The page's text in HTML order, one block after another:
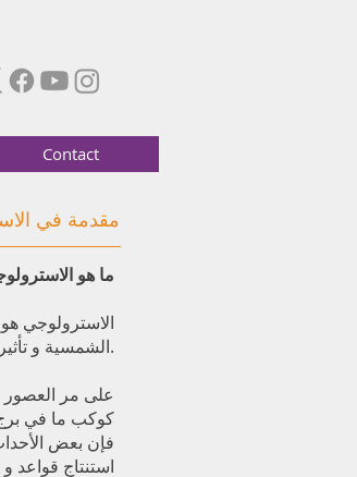
Contact
مقدمة في
ما هو
الاسترولوجي
الشمسية و تأثيراتها على الحياة البشرية كأفراد و حضارات.
على مر العصور
كوكب ما في
فإن بعض
استنتاج قواعد